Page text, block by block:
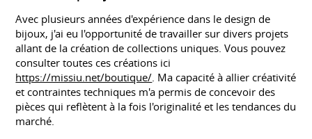
Avec plusieurs années d'expérience dans le design de
bijoux, j'ai eu l'opportunité de travailler sur divers projets
allant de la création de collections uniques. Vous pouvez
consulter toutes ces créations ici
https://missiu.net/boutique/. Ma capacité à allier créativité
et contraintes techniques m'a permis de concevoir des
pièces qui reflètent à la fois l'originalité et les tendances du
marché.